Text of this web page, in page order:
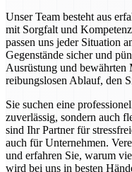
Unser Team besteht aus
mit Sorgfalt und
passen uns jeder Situation
Gegenstände sicher und
Ausrüstung und bewährten
reibungslosen Ablauf, den
Sie suchen eine
zuverlässig, sondern auch
sind Ihr Partner für
auch für Unternehmen.
und erfahren Sie, warum
wird bei uns in besten